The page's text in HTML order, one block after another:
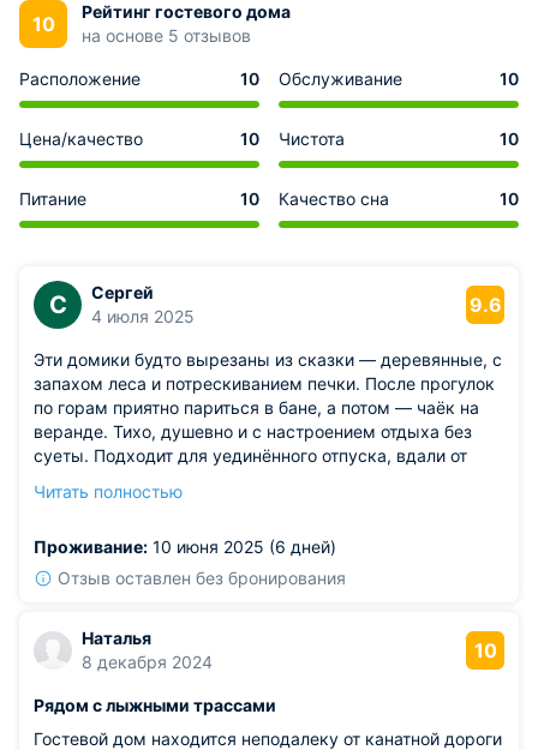
10
Рейтинг гостевого дома
на основе 5 отзывов
Расположение 10 Обслуживание 10
Цена/качество 10 Чистота 10
Питание 10 Качество сна 10
С
Сергей
4 июля 2025
9.6
Эти домики будто вырезаны из сказки — деревянные, с
запахом леса и потрескиванием печки. После прогулок
по горам приятно париться в бане, а потом — чаёк на
веранде. Тихо, душевно и с настроением отдыха без
суеты. Подходит для уединённого отпуска, вдали от
следят с любовью. Хозяин гостеприимный, подскажет
вкусный, домашний, как у бабушки.
Из недостатков: ковровое покрытие у входа сбивается,
Читать полностью
Проживание: 10 июня 2025 (6 дней)
Отзыв оставлен без бронирования
Наталья
8 декабря 2024
10
Рядом с лыжными трассами
Гостевой дом находится неподалеку от канатной дороги